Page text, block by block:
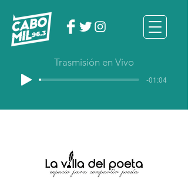
Trasmisión en Vivo
-01:04